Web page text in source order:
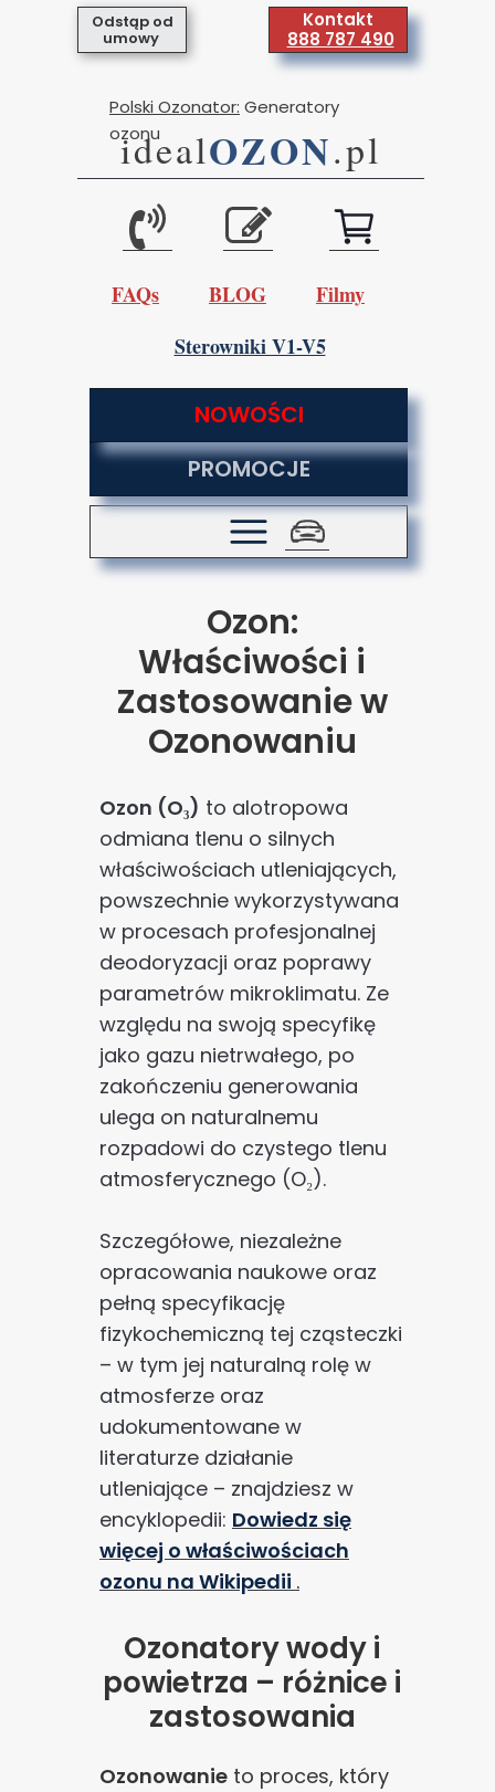
Odstąp od
umowy
NOWOŚCI
PROMOCJE
Kontakt
888 787 490
FAQs BLOG Filmy
idealOZON.pl
Polski Ozonator: Generatory
ozonu
Sterowniki V1-V5
Ozonatory wody i
powietrza – różnice i
zastosowania
Ozonowanie to proces, który
Ozon:
Właściwości i
Zastosowanie w
Ozonowaniu
Ozon (O₃) to alotropowa
odmiana tlenu o silnych
właściwościach utleniających,
powszechnie wykorzystywana
w procesach profesjonalnej
deodoryzacji oraz poprawy
parametrów mikroklimatu. Ze
względu na swoją specyfikę
jako gazu nietrwałego, po
zakończeniu generowania
ulega on naturalnemu
rozpadowi do czystego tlenu
atmosferycznego (O₂).
Szczegółowe, niezależne
opracowania naukowe oraz
pełną specyfikację
fizykochemiczną tej cząsteczki
– w tym jej naturalną rolę w
atmosferze oraz
udokumentowane w
literaturze działanie
utleniające – znajdziesz w
encyklopedii: Dowiedz się
więcej o właściwościach
ozonu na Wikipedii .